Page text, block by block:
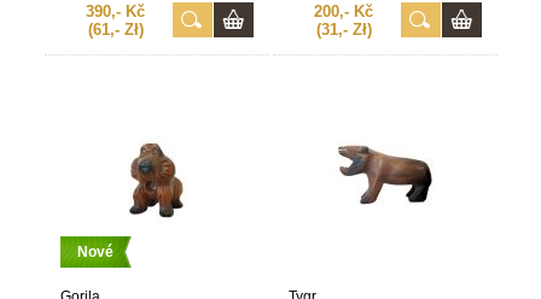
390,- Kč
(61,- Zł)
200,- Kč
(31,- Zł)
Nové